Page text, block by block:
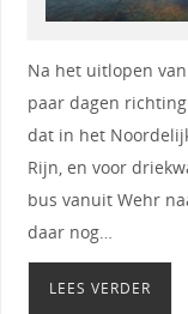
Na het uitlopen
paar dagen
dat in het
Rijn, en voor
bus vanuit Wehr
daar nog…
LEES VERDER